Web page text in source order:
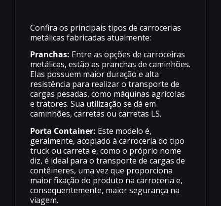
Confira os principais tipos de carrocerias
metálicas fabricadas atualmente:
Pranchas: Entre as opções de carroceiras
metálicas, estão as pranchas de caminhões.
Elas possuem maior duração e alta
resistência para realizar o transporte de
cargas pesadas, como máquinas agrícolas
e tratores. Sua utilização se dá em
caminhões, carretas ou carretas LS.
Porta Container: Este modelo é,
geralmente, acoplado à carroceria do tipo
truck ou carreta e, como o próprio nome
diz, é ideal para o transporte de cargas de
contêineres, uma vez que proporciona
maior fixação do produto na carroceria e,
consequentemente, maior segurança na
viagem.